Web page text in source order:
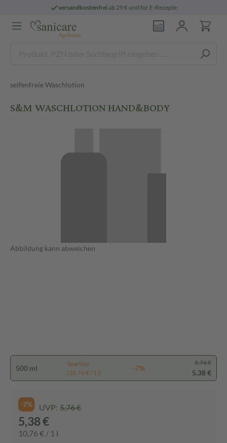
versandkostenfreiab 29 € und für E-Rezepte
seifenfreie Waschlotion
S&M WASCHLOTION HAND&BODY
Abbildung kann abweichen
500 ml
Spartipp
(10,76 € / 1 l)
-7%
5,76 €
5,38 €
-7% UVP: 5,76 €
5,38 €
10,76 € / 1 l